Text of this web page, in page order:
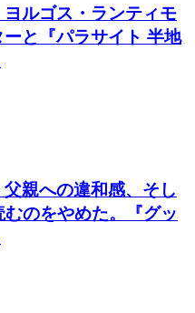
ヨルゴス・ランティモ
と『パラサイト 半地
父親への違和感、そし
のをやめた。『グッ